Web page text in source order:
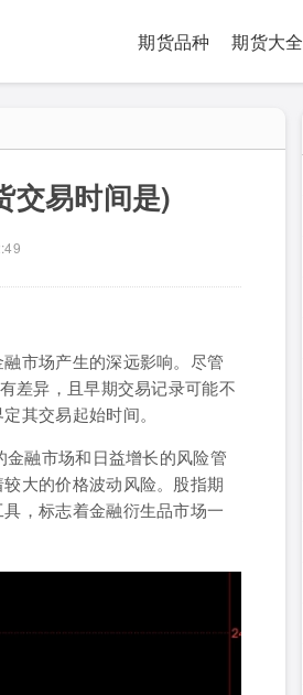
期货品种 期货大全
交易时间是)
市场产生的深远影响。尽管
差异，且早期交易记录可能不
其交易起始时间。
融市场和日益增长的风险管
大的价格波动风险。股指期
，标志着金融衍生品市场一